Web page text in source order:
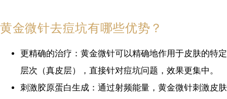
黄金微针去痘坑有哪些优势？
更精确的治疗：黄金微针可以精确地作用于皮肤的特定
层次（真皮层），直接针对痘坑问题，效果更集中。
刺激胶原蛋白生成：通过射频能量，黄金微针刺激皮肤